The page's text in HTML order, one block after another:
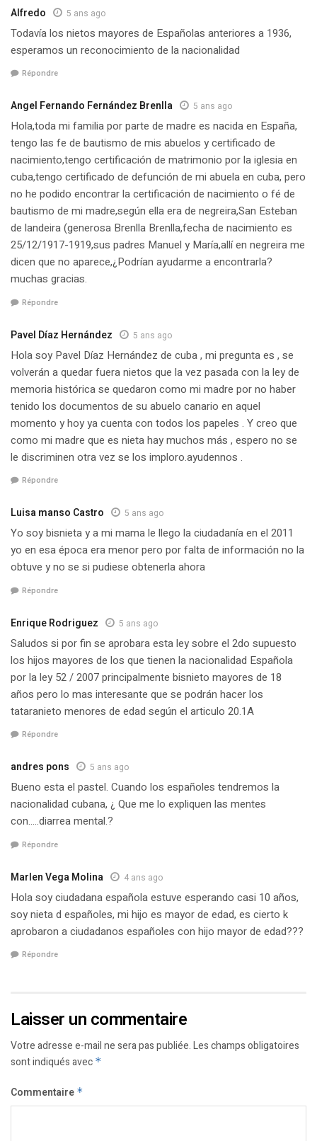
Alfredo 5 ans ago
Todavía los nietos mayores de Españolas anteriores a 1936,
esperamos un reconocimiento de la nacionalidad
Répondre
Angel Fernando Fernández Brenlla 5 ans ago
Hola,toda mi familia por parte de madre es nacida en España,
tengo las fe de bautismo de mis abuelos y certificado de
nacimiento,tengo certificación de matrimonio por la iglesia en
cuba,tengo certificado de defunción de mi abuela en cuba, pero
no he podido encontrar la certificación de nacimiento o fé de
bautismo de mi madre,según ella era de negreira,San Esteban
de landeira (generosa Brenlla Brenlla,fecha de nacimiento es
25/12/1917-1919,sus padres Manuel y María,allí en negreira me
dicen que no aparece,¿Podrían ayudarme a encontrarla?
muchas gracias.
Répondre
Pavel Díaz Hernández 5 ans ago
Hola soy Pavel Díaz Hernández de cuba , mi pregunta es , se
volverán a quedar fuera nietos que la vez pasada con la ley de
memoria histórica se quedaron como mi madre por no haber
tenido los documentos de su abuelo canario en aquel
momento y hoy ya cuenta con todos los papeles . Y creo que
como mi madre que es nieta hay muchos más , espero no se
le discriminen otra vez se los imploro.ayudennos .
Répondre
Luisa manso Castro 5 ans ago
Yo soy bisnieta y a mi mama le llego la ciudadanía en el 2011
yo en esa época era menor pero por falta de información no la
obtuve y no se si pudiese obtenerla ahora
Répondre
Enrique Rodriguez 5 ans ago
Saludos si por fin se aprobara esta ley sobre el 2do supuesto
los hijos mayores de los que tienen la nacionalidad Española
por la ley 52 / 2007 principalmente bisnieto mayores de 18
años pero lo mas interesante que se podrán hacer los
tataranieto menores de edad según el articulo 20.1A
Répondre
andres pons 5 ans ago
Bueno esta el pastel. Cuando los españoles tendremos la
nacionalidad cubana, ¿ Que me lo expliquen las mentes
con…..diarrea mental.?
Répondre
Marlen Vega Molina 4 ans ago
Hola soy ciudadana española estuve esperando casi 10 años,
soy nieta d españoles, mi hijo es mayor de edad, es cierto k
aprobaron a ciudadanos españoles con hijo mayor de edad???
Répondre
Laisser un commentaire
Votre adresse e-mail ne sera pas publiée.Les champs obligatoires
sont indiqués avec *
Commentaire *